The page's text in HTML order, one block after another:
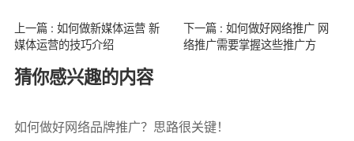
上一篇 : 如何做新媒体运营 新
媒体运营的技巧介绍
下一篇 : 如何做好网络推广 网
络推广需要掌握这些推广方
猜你感兴趣的内容
如何做好网络品牌推广？思路很关键！